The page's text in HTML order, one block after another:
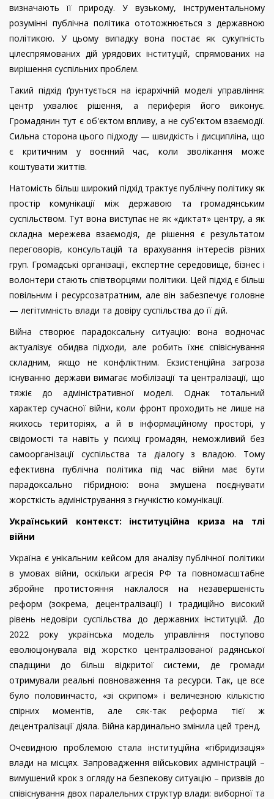
визначають її природу. У вузькому, інструментальному
розумінні публічна політика ототожнюється з державною
політикою. У цьому випадку вона постає як сукупність
цілеспрямованих дій урядових інституцій, спрямованих на
вирішення суспільних проблем.
Такий підхід ґрунтується на ієрархічній моделі управління:
центр ухвалює рішення, а периферія його виконує.
Громадянин тут є об'єктом впливу, а не суб'єктом взаємодії.
Сильна сторона цього підходу — швидкість і дисципліна, що
є критичним у воєнний час, коли зволікання може
коштувати життів.
Натомість більш широкий підхід трактує публічну політику як
простір комунікації між державою та громадянським
суспільством. Тут вона виступає не як «диктат» центру, а як
складна мережева взаємодія, де рішення є результатом
переговорів, консультацій та врахування інтересів різних
груп. Громадські організації, експертне середовище, бізнес і
волонтери стають співтворцями політики. Цей підхід є більш
повільним і ресурсозатратним, але він забезпечує головне
— легітимність влади та довіру суспільства до її дій.
Війна створює парадоксальну ситуацію: вона водночас
актуалізує обидва підходи, але робить їхнє співіснування
складним, якщо не конфліктним. Екзистенційна загроза
існуванню держави вимагає мобілізації та централізації, що
тяжіє до адміністративної моделі. Однак тотальний
характер сучасної війни, коли фронт проходить не лише на
якихось територіях, а й в інформаційному просторі, у
свідомості та навіть у психіці громадян, неможливий без
самоорганізації суспільства та діалогу з владою. Тому
ефективна публічна політика під час війни має бути
парадоксально гібридною: вона змушена поєднувати
жорсткість адміністрування з гнучкістю комунікації.
Український контекст: інституційна криза на тлі
війни
Україна є унікальним кейсом для аналізу публічної політики
в умовах війни, оскільки агресія РФ та повномасштабне
збройне протистояння наклалося на незавершеність
реформ (зокрема, децентралізації) і традиційно високий
рівень недовіри суспільства до державних інституцій. До
2022 року українська модель управління поступово
еволюціонувала від жорстко централізованої радянської
спадщини до більш відкритої системи, де громади
отримували реальні повноваження та ресурси. Так, це все
було половинчасто, «зі скрипом» і величезною кількістю
спірних моментів, але сяк-так реформа тієї ж
децентралізації діяла. Війна кардинально змінила цей тренд.
Очевидною проблемою стала інституційна «гібридизація»
влади на місцях. Запровадження військових адміністрацій –
вимушений крок з огляду на безпекову ситуацію – призвів до
співіснування двох паралельних структур влади: виборної та